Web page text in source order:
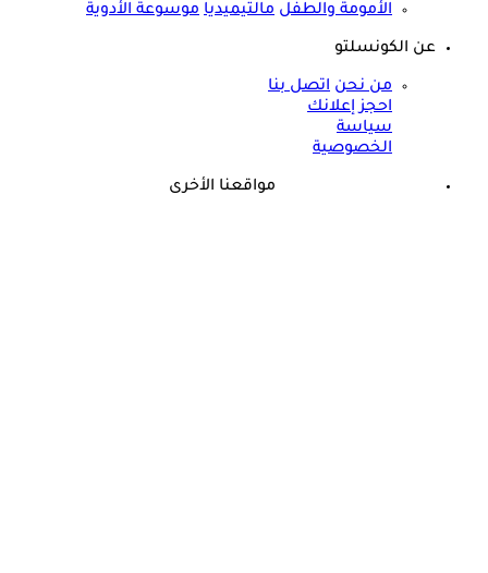
الأمومة والطفل مالتيميديا موسوعة الأدوية
عن الكونسلتو
من نحن اتصل بنا
احجز إعلانك
سياسة
الخصوصية
مواقعنا الأخرى